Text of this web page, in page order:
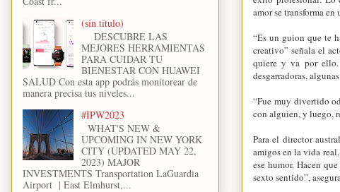
amor se transforma
“Es un guion que te
creativo” señala el
quiere y va por ello.
desgarradoras,
“Fue muy divertido
con alguien, y luego,
Para el director
amigos en la vida
ese humor. Hacen
sexto sentido”,
(sin título)
DESCUBRE LAS
MEJORES HERRAMIENTAS
PARA CUIDAR TU
BIENESTAR CON HUAWEI
SALUD Con esta app podrás monitorear de
manera precisa tus niveles...
#IPW2023
WHAT'S NEW &
UPCOMING IN NEW YORK
CITY (UPDATED MAY 22,
2023) MAJOR
INVESTMENTS Transportation LaGuardia
Airport | East Elmhurst,...